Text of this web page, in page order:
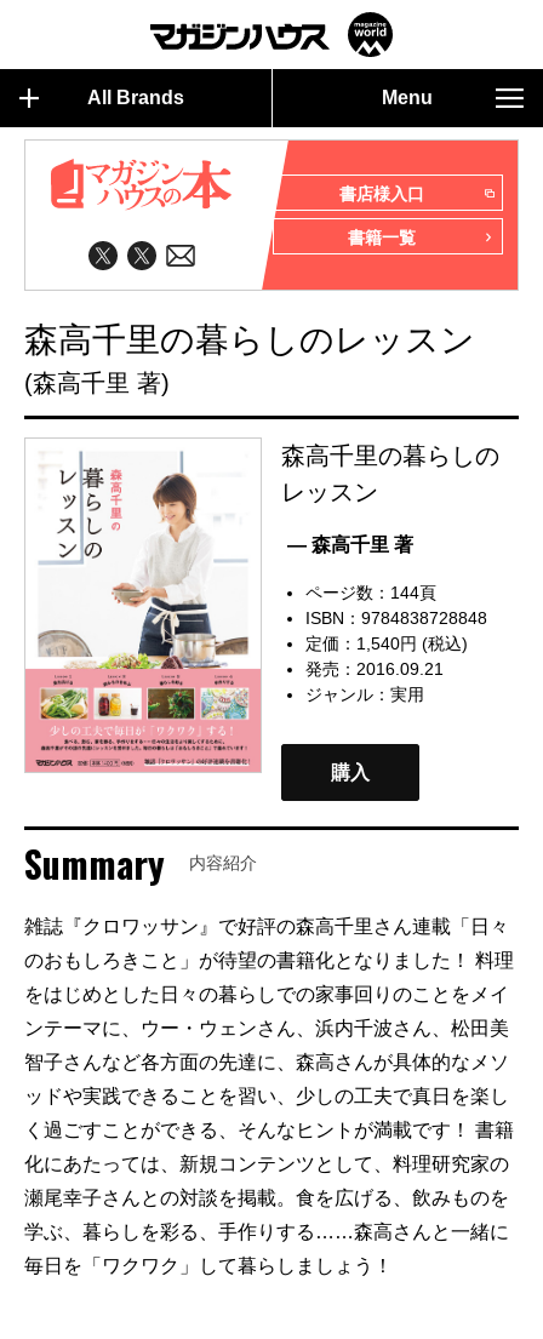
All Brands Menu
書店様入口
書籍一覧
森高千里の暮らしのレッスン
(森高千里 著)
森高千里の暮らしの
レッスン
— 森高千里 著
ページ数：144頁
ISBN：9784838728848
定価：1,540円 (税込)
発売：2016.09.21
ジャンル：実用
購入
Summary 内容紹介
雑誌『クロワッサン』で好評の森高千里さん連載「日々
のおもしろきこと」が待望の書籍化となりました！ 料理
をはじめとした日々の暮らしでの家事回りのことをメイ
ンテーマに、ウー・ウェンさん、浜内千波さん、松田美
智子さんなど各方面の先達に、森高さんが具体的なメソ
ッドや実践できることを習い、少しの工夫で真日を楽し
く過ごすことができる、そんなヒントが満載です！ 書籍
化にあたっては、新規コンテンツとして、料理研究家の
瀬尾幸子さんとの対談を掲載。食を広げる、飲みものを
学ぶ、暮らしを彩る、手作りする……森高さんと一緒に
毎日を「ワクワク」して暮らしましょう！